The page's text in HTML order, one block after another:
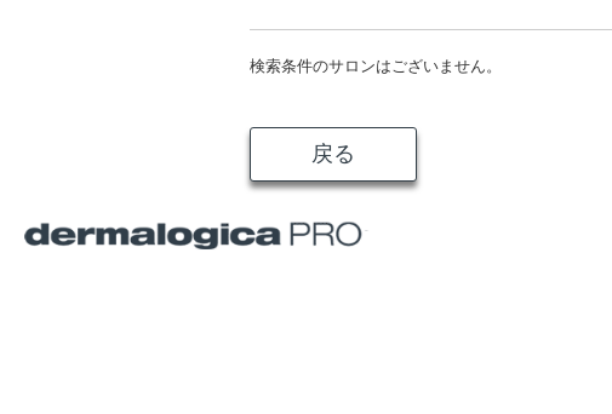
検索条件のサロンはございません。
戻る